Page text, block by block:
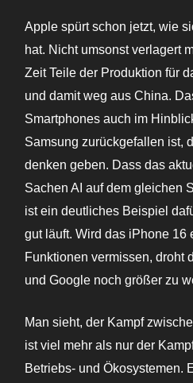
Apple spürt schon jetzt, wie
hat. Nicht umsonst verlagert
Zeit Teile der Produktion für
und damit weg aus China.
Smartphones auch im
Samsung zurückgefallen ist,
denken geben. Dass das
Sachen AI auf dem gleichen
ist ein deutliches Beispiel
gut läuft. Wird das iPhone 16
Funktionen vermissen, droht
und Google noch größer zu
Man sieht, der Kampf
ist viel mehr als nur der
Betriebs- und Ökosystemen.